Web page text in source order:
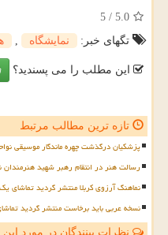
5.0
/
5
تگهای خبر:
نمایشگاه
این مطلب را می پسندید؟
تازه ترین مطالب مرتبط
پزشکیان درگذشت چهره ماندگار موسیقی
رسالت هنر در انتقام رهبر شهید
نماهنگ آرزوی کربلا منتشر گردید تماشای
نسخه عربی باید برخاست منتشر گردید
نظرات بینندگان در مورد